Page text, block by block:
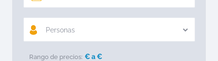
Personas
Rango de precios: € a€